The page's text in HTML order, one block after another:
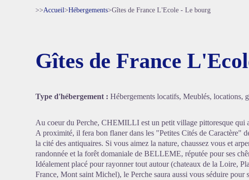
Voir l'image en
>>Accueil>Hébergements>Gîtes de France L'Ecole - Le bourg
Gîtes de France
Type d'hébergement : Hébergements locatifs, Meublés, locations,
Au coeur du Perche, CHEMILLI est un petit village pittoresque qui
A proximité, il fera bon flaner dans les "Petites Cités de
la cité des antiquaires. Si vous aimez la nature, chaussez vous et
randonnée et la forêt domaniale de BELLEME, réputée pour ses
Idéalement placé pour rayonner tout autour (chateaux de la Loire,
France, Mont saint Michel), le Perche saura aussi vous séduire pour